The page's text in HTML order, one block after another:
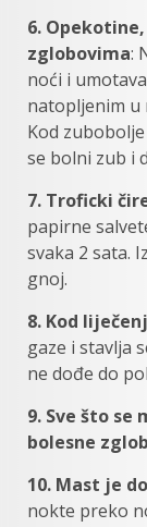
6.
zglobovima:
noći i
natopljenim u
Kod
se bolni zub i
7. Troficki
papirne
svaka 2 sata.
gnoj.
8. Kod
gaze i stavlja
ne dođe do
9. Sve što se
bolesne
10. Mast je
nokte preko